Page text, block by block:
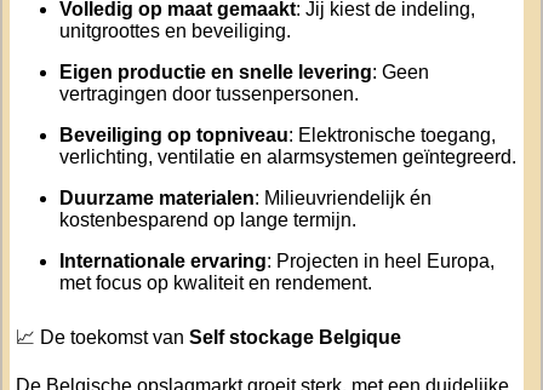
Volledig op maat gemaakt: Jij kiest de indeling,
unitgroottes en beveiliging.
Eigen productie en snelle levering: Geen
vertragingen door tussenpersonen.
Beveiliging op topniveau: Elektronische toegang,
verlichting, ventilatie en alarmsystemen geïntegreerd.
Duurzame materialen: Milieuvriendelijk én
kostenbesparend op lange termijn.
Internationale ervaring: Projecten in heel Europa,
met focus op kwaliteit en rendement.
📈 De toekomst van Self stockage Belgique
De Belgische opslagmarkt groeit sterk, met een duidelijke